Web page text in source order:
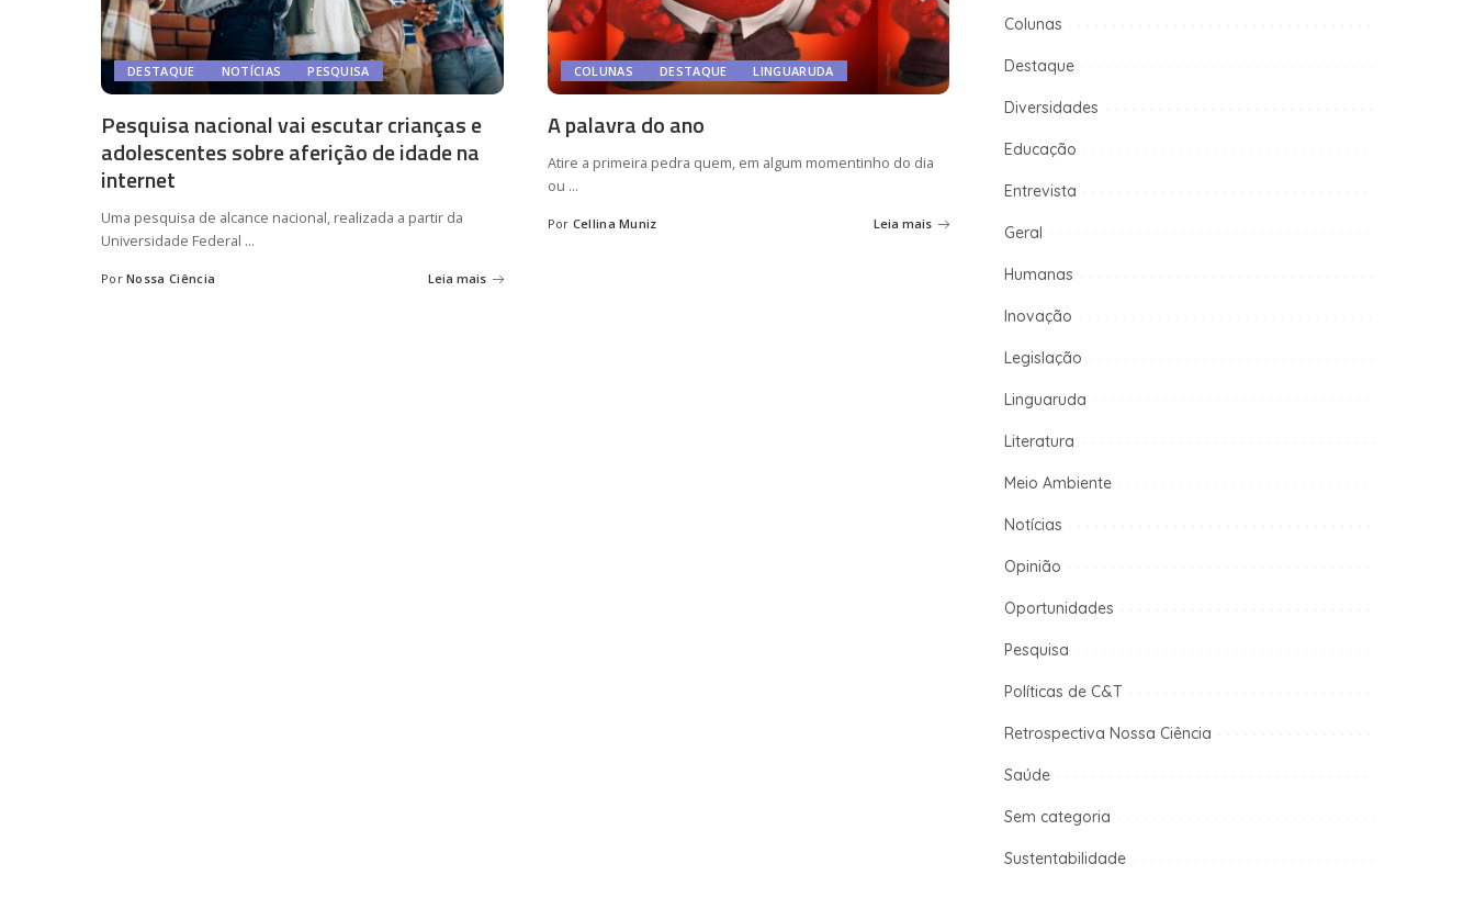
DESTAQUE NOTÍCIAS PESQUISA
Pesquisa nacional vai escutar crianças e
adolescentes sobre aferição de idade na
internet
Uma pesquisa de alcance nacional, realizada a partir da
Universidade Federal ...
Posted
Por Nossa Ciência Leia mais
COLUNAS DESTAQUE LINGUARUDA
A palavra do ano
Atire a primeira pedra quem, em algum momentinho do dia
ou ...
Posted
Por Cellina Muniz Leia mais
Colunas
Destaque
Diversidades
Educação
Entrevista
Geral
Humanas
Inovação
Legislação
Linguaruda
Literatura
Meio Ambiente
Notícias
Opinião
Oportunidades
Pesquisa
Políticas de C&T
Retrospectiva Nossa Ciência
Saúde
Sem categoria
Sustentabilidade